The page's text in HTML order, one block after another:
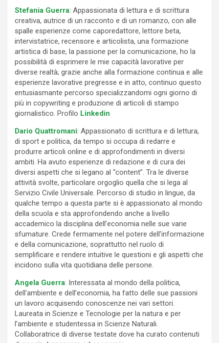
Stefania Guerra: Appassionata di lettura e di scrittura
creativa, autrice di un racconto e di un romanzo, con alle
spalle esperienze come caporedattore, lettore beta,
intervistatrice, recensore e articolista, una formazione
artistica di base, la passione per la comunicazione, ho la
possibilità di esprimere le mie capacità lavorative per
diverse realtà; grazie anche alla formazione continua e alle
esperienze lavorative pregresse e in atto, continuo questo
entusiasmante percorso specializzandomi ogni giorno di
più in copywriting e produzione di articoli di stampo
giornalistico. Profilo Linkedin
Dario Quattromani: Appassionato di scrittura e di lettura,
di sport e politica, da tempo si occupa di redarre e
produrre articoli online e di approfondimenti in diversi
ambiti. Ha avuto esperienze di redazione e di cura dei
diversi aspetti che si legano al “content”. Tra le diverse
attività svolte, particolare orgoglio quella che si lega al
Servizio Civile Universale. Percorso di studio in lingue, da
qualche tempo a questa parte si è appassionato al mondo
della scuola e sta approfondendo anche a livello
accademico la disciplina dell’economia nelle sue varie
sfumature. Crede fermamente nel potere dell’informazione
e della comunicazione, soprattutto nel ruolo di
semplificare e rendere intuitive le questioni e gli aspetti che
incidono sulla vita quotidiana delle persone.
Angela Guerra: Interessata al mondo della politica,
dell’ambiente e dell’economia, ha fatto delle sue passioni
un lavoro acquisendo conoscenze nei vari settori.
Laureata in Scienze e Tecnologie per la natura e per
l’ambiente e studentessa in Scienze Naturali.
Collaboratrice di diverse testate dove ha curato contenuti